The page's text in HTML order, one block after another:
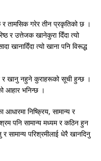
र तामसिक गरेर तीन प्रकृतिको छ ।
र उत्तेजक खानेकुरा दिँदा त्यो
खानादिँदा त्यो खाना पनि विरूद्ध
र खानु नहुने कुराहरूको सूची हुन्छ ।
आहार भनिन्छ ।
निष्क्रिय, सामान्य र
पनि सामान्य मध्यम र कठिन हुन
परिश्रमीलाई धेरै खानदिनु